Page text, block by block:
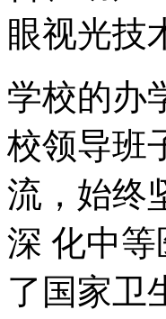
眼视光技
学校的办
校领导班
流，始终
深 化中
了国家卫